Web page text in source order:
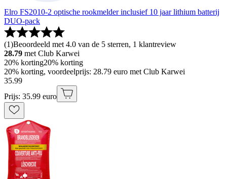
Elro FS2010-2 optische rookmelder inclusief 10 jaar lithium batterij
DUO-pack
(1)Beoordeeld met 4.0 van de 5 sterren, 1 klantreview
28.79 met Club Karwei
20% korting20% korting
20% korting, voordeelprijs: 28.79 euro met Club Karwei
35.99
Prijs: 35.99 euro